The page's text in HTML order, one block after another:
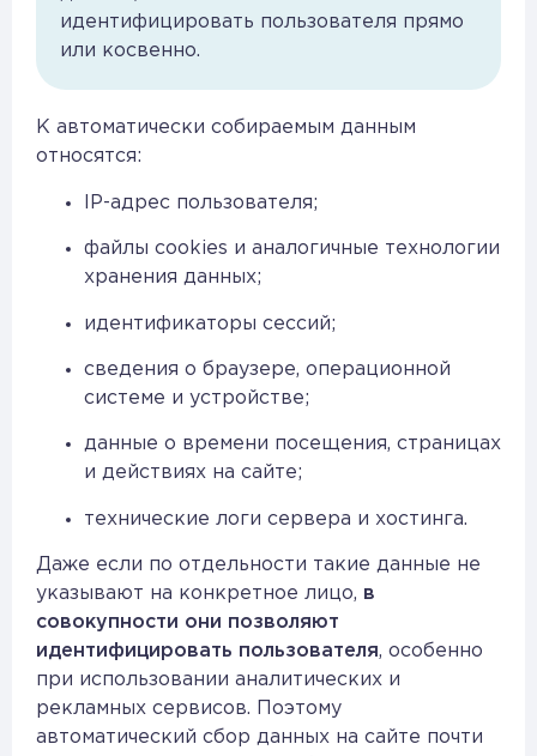
идентифицировать пользователя прямо
или косвенно.
К автоматически собираемым данным
относятся:
IP-адрес пользователя;
файлы cookies и аналогичные технологии
хранения данных;
идентификаторы сессий;
сведения о браузере, операционной
системе и устройстве;
данные о времени посещения, страницах
и действиях на сайте;
технические логи сервера и хостинга.
Даже если по отдельности такие данные не
указывают на конкретное лицо, в
совокупности они позволяют
идентифицировать пользователя, особенно
при использовании аналитических и
рекламных сервисов. Поэтому
автоматический сбор данных на сайте почти